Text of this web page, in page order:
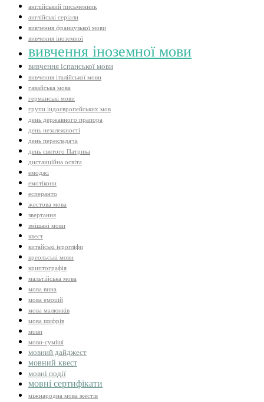
англійський письменник
англійські серіали
вивчення французької мови
вивчення іноземної
вивчення іноземної мови
вивчення іспанської мови
вивчення італійської мови
гавайська мова
германські мови
групи індоєвропейських мов
день державного прапора
день незалежності
день перекладача
день святого Патрика
дистанційна освіта
емоджі
емотікони
есперанто
жестова мова
звертання
змішані мови
квест
китайські ієрогліфи
креольські мови
криптографія
мальтійська мова
мова вина
мова емоцій
мова малюнків
мова шифрів
мови
мови-суміші
мовний дайджест
мовний квест
мовні події
мовні сертифікати
міжнародна мова жестів